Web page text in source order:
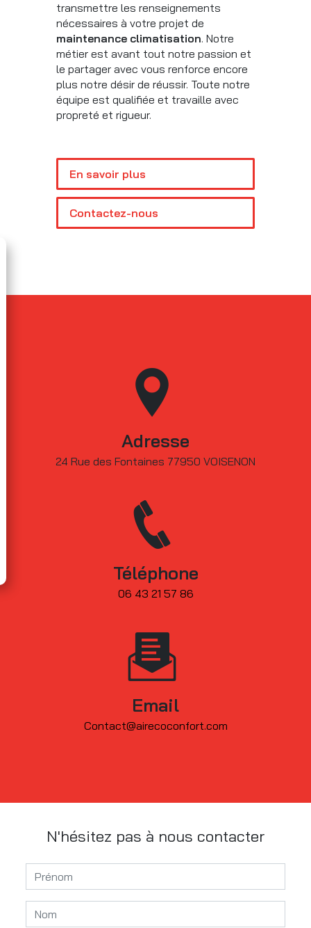
transmettre les renseignements
nécessaires à votre projet de
maintenance climatisation. Notre
métier est avant tout notre passion et
le partager avec vous renforce encore
plus notre désir de réussir. Toute notre
équipe est qualifiée et travaille avec
propreté et rigueur.
En savoir plus
Contactez-nous
Adresse
24 Rue des Fontaines 77950 VOISENON
Téléphone
06 43 21 57 86
Email
contact@airecoconfort.com
N'hésitez pas à nous contacter